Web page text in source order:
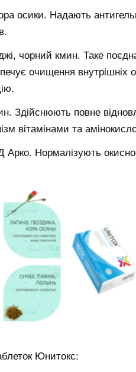
осики. Надають
чорний кмин. Таке
очищення внутрішніх
Здійснюють повне
вітамінами та
Нормалізують окисно-
Юнитокс: